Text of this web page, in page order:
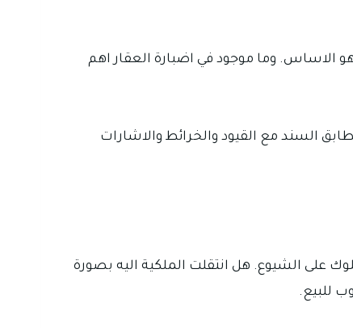
الاساس. وما موجود في اضبارة العقار اهم
مع القيود والخرائط والاشارات
على الشيوع. هل انتقلت الملكية اليه بصورة
للبيع.